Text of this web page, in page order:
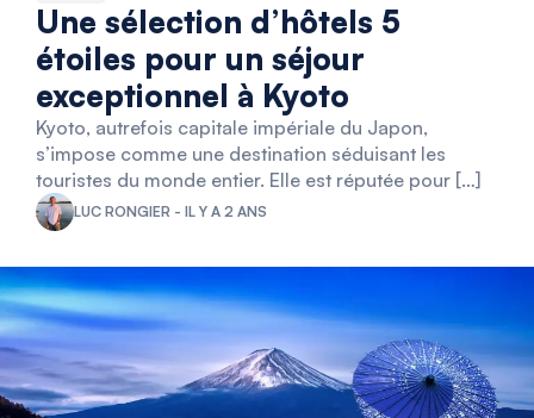
Une sélection d’hôtels 5
étoiles pour un séjour
exceptionnel à Kyoto
Kyoto, autrefois capitale impériale du Japon,
s’impose comme une destination séduisant les
touristes du monde entier. Elle est réputée pour […]
LUC RONGIER - IL Y A 2 ANS